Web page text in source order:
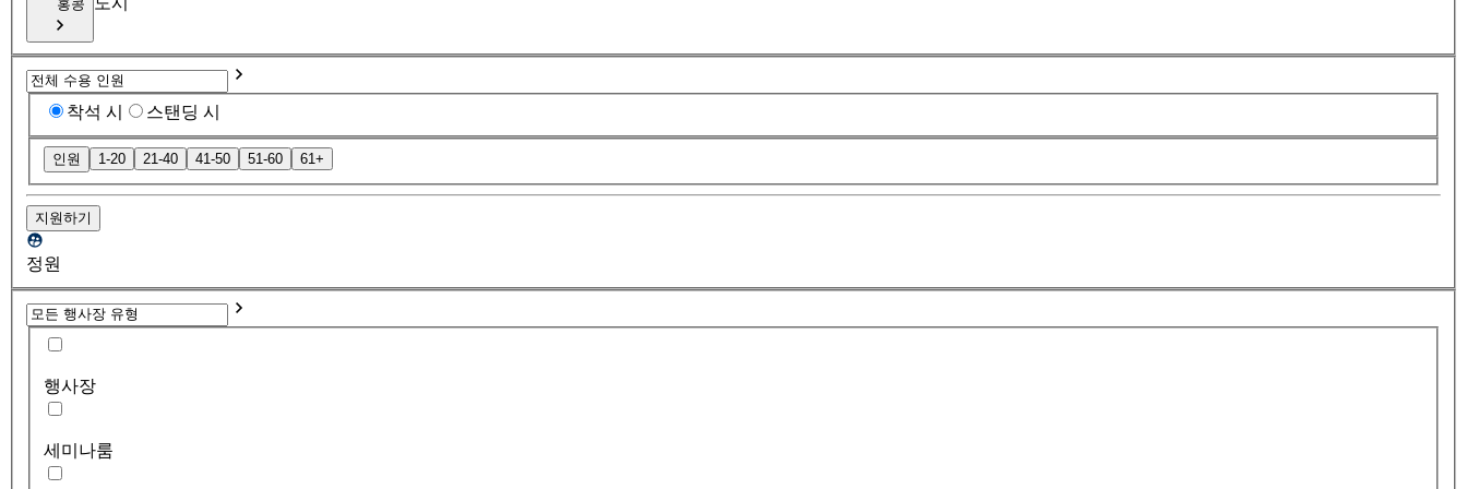
홍콩
착석 시 스탠딩 시
인원 1-20 21-40 41-50 51-60 61+
지원하기
정원
행사장
세미나룸